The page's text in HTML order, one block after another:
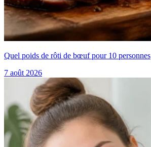
Quel poids de rôti de bœuf pour 10 personnes
7 août 2026